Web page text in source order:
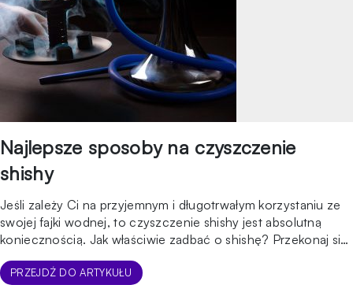
Najlepsze sposoby na czyszczenie
shishy
Jeśli zależy Ci na przyjemnym i długotrwałym korzystaniu ze
swojej fajki wodnej, to czyszczenie shishy jest absolutną
koniecznością. Jak właściwie zadbać o shishę? Przekonaj się,
przygotowanie Szisza jest popularna na całym świecie ze
PRZEJDŹ DO ARTYKUŁU